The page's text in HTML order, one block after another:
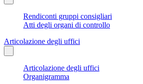
Rendiconti gruppi consigliari
Atti degli organi di controllo
Articolazione degli uffici
Articolazione degli uffici
Organigramma